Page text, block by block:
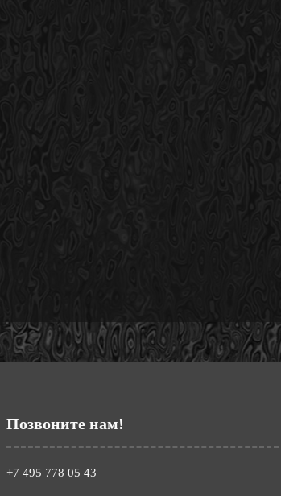
Позвоните нам!
+7 495 778 05 43